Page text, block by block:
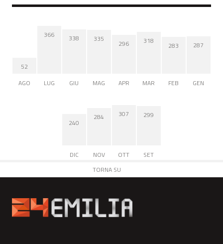
52
AGO
366
LUG
338
GIU
335
MAG
296
APR
318
MAR
283
FEB
287
GEN
240
DIC
284
NOV
307
OTT
299
SET
TORNA SU